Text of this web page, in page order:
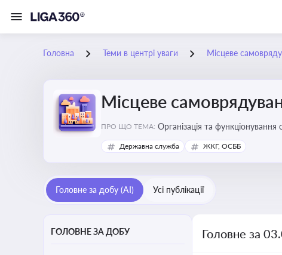
Головна Теми в центрі уваги Місцеве
Місцеве
ПРО ЩО ТЕМА: Організація та функціонування
сіл, селищ)
Державна служба ЖКГ, ОСББ
Головне за добу (AI) Усі публікації
ГОЛОВНЕ ЗА ДОБУ Головне за